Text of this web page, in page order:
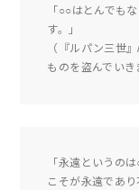
「○○はとんでも
す。」
（『ルパン三世
ものを盗んでいき
「永遠という
こそが永遠であり